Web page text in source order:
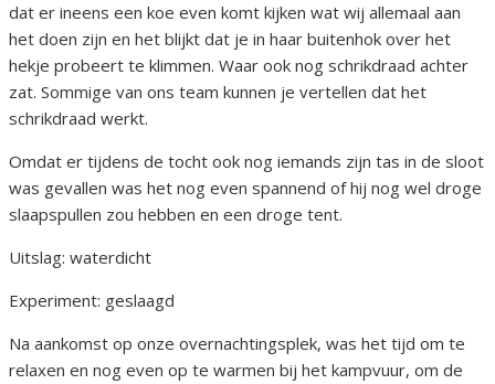
dat er ineens een koe even komt kijken wat wij allemaal aan
het doen zijn en het blijkt dat je in haar buitenhok over het
hekje probeert te klimmen. Waar ook nog schrikdraad achter
zat. Sommige van ons team kunnen je vertellen dat het
schrikdraad werkt.
Omdat er tijdens de tocht ook nog iemands zijn tas in de sloot
was gevallen was het nog even spannend of hij nog wel droge
slaapspullen zou hebben en een droge tent.
Uitslag: waterdicht
Experiment: geslaagd
Na aankomst op onze overnachtingsplek, was het tijd om te
relaxen en nog even op te warmen bij het kampvuur, om de